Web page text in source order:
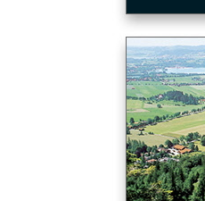
#헝가리
Budapest 부다페
#슬로베니아·크
Ljubljana 류블랴나
Croatia 크로아티
#스위스
Zurich 취리히
Luzern 루체른